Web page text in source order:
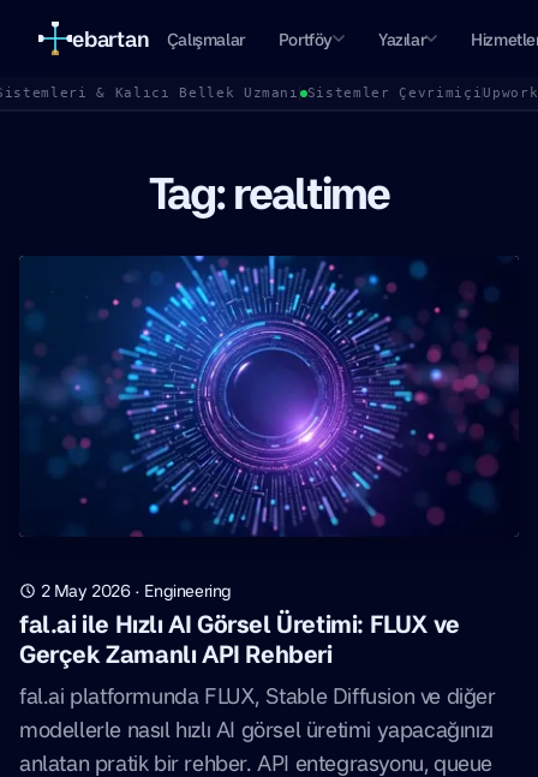
ebartan Çalışmalar Portföy Yazılar
& Kalıcı Bellek Uzmanı Sistemler Çevrimiçi
Tag: realtime
2 May 2026· Engineering
fal.ai ile Hızlı AI Görsel Üretimi: FLUX ve
Gerçek Zamanlı API Rehberi
fal.ai platformunda FLUX, Stable Diffusion ve diğer
modellerle nasıl hızlı AI görsel üretimi yapacağınızı
anlatan pratik bir rehber. API entegrasyonu, queue